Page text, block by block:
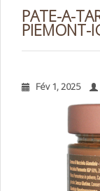
PATE-A-
PIEMONT-
Fév 1, 2025